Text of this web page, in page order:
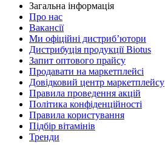
Загальна інформація
Про нас
Вакансії
Ми офіційні дистриб’ютори
Дистрибуція продукції Biotus
Запит оптового прайсу
Продавати на маркетплейсі
Довідковий центр маркетплейсу
Правила проведення акцій
Політика конфіденційності
Правила користування
Підбір вітамінів
Тренди